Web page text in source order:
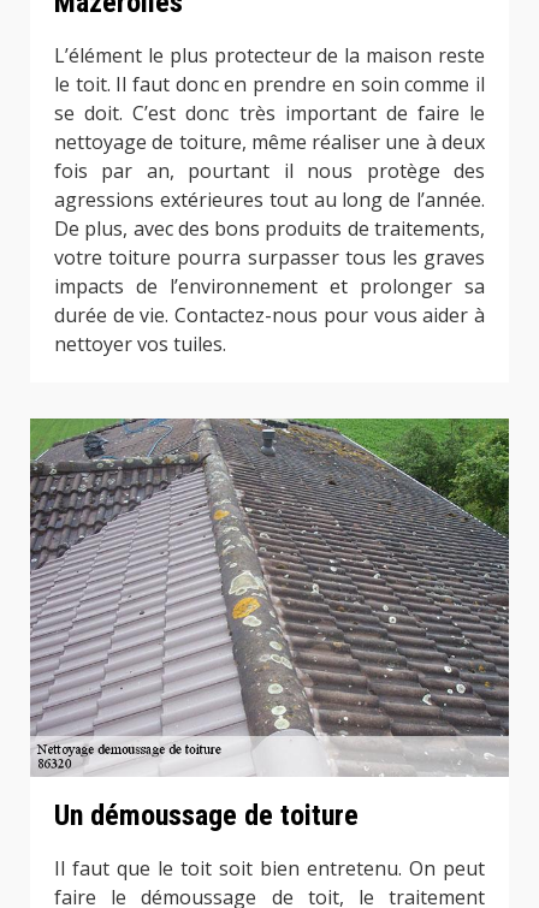
L’élément le plus protecteur de la maison reste
le toit. Il faut donc en prendre en soin comme il
se doit. C’est donc très important de faire le
nettoyage de toiture, même réaliser une à deux
fois par an, pourtant il nous protège des
agressions extérieures tout au long de l’année.
De plus, avec des bons produits de traitements,
votre toiture pourra surpasser tous les graves
impacts de l’environnement et prolonger sa
durée de vie. Contactez-nous pour vous aider à
nettoyer vos tuiles.
Un démoussage de toiture
Il faut que le toit soit bien entretenu. On peut
faire le démoussage de toit, le traitement